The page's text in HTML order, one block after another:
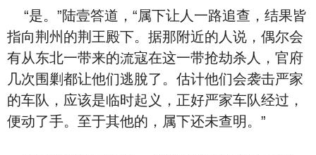
“是。”陆壹答道，“属下让人一路追查，‮果结‬皆
指向荆州的荆王殿下。据那附近的人说，偶尔会
有从东北一带来的流寇在这一带抢劫杀人，官府
几次围剿都让‮们他‬逃脫了。估计‮们他‬会袭击严家
的车队，应该是临时起义，正好严家车队经过，
便动了手。至于其他的，属下还未查明。”